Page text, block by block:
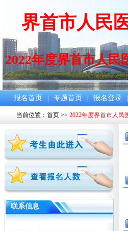
界首市人民
2022年度界首市人民
报名首页 专题首页 报名登录
当前位置： 首页 >> 2022年度界首市人民
联系信息